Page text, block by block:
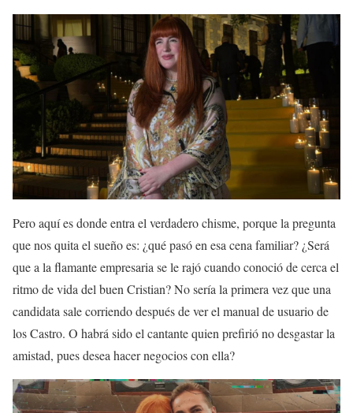
Pero aquí es donde entra el verdadero chisme, porque la pregunta
que nos quita el sueño es: ¿qué pasó en esa cena familiar? ¿Será
que a la flamante empresaria se le rajó cuando conoció de cerca el
ritmo de vida del buen Cristian? No sería la primera vez que una
candidata sale corriendo después de ver el manual de usuario de
los Castro. O habrá sido el cantante quien prefirió no desgastar la
amistad, pues desea hacer negocios con ella?